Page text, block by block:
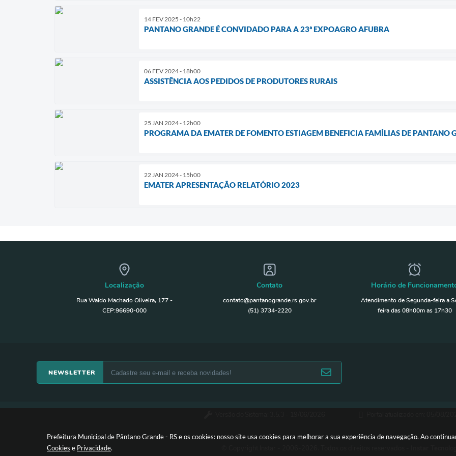
Prefeitura Municipal de Pântano Grande - RS e os cookies: nosso site usa cookies para melhorar a sua experiência de navegação. Ao
Cookies e Privacidade.
14 FEV 2025 - 10h22
PANTANO GRANDE É CONVIDADO PARA A 23ª EXPOAGRO AFUBRA
06 FEV 2024 - 18h00
ASSISTÊNCIA AOS PEDIDOS DE PRODUTORES RURAIS
25 JAN 2024 - 12h00
PROGRAMA DA EMATER DE FOMENTO ESTIAGEM BENEFICIA FAMÍLIAS DE PANTANO
22 JAN 2024 - 15h00
EMATER APRESENTAÇÃO RELATÓRIO 2023
Localização
Rua Waldo Machado Oliveira, 177 -
CEP:96690-000
Contato
contato@pantanogrande.rs.gov.br
(51) 3734-2220
Horário de
Atendimento de Segunda-feira a
feira das 08h00m as 17h30
NEWSLETTER